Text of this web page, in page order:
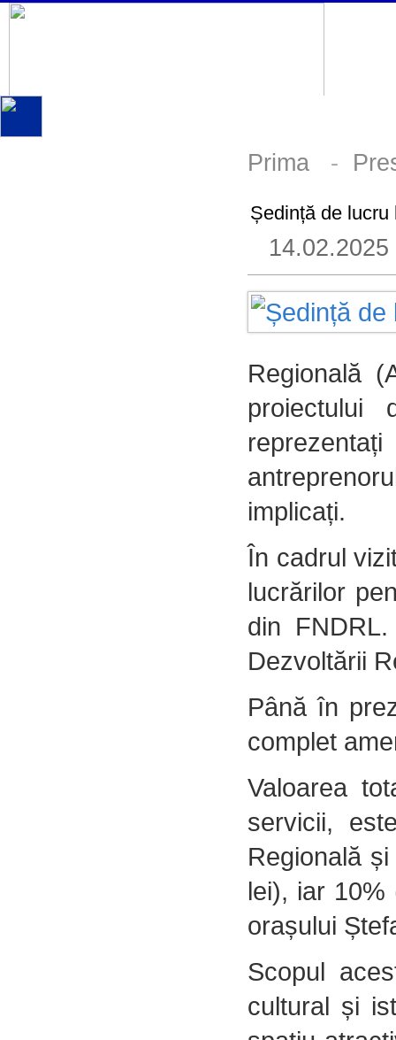
Prima -
Ședință de lucru
14.02.2025
Regională
proiectului
implicați.
În cadrul
lucrărilor
din
Dezvoltării
Până în
complet
Valoarea
servicii,
Regională
lei), iar 10%
orașului
Scopul
cultural și